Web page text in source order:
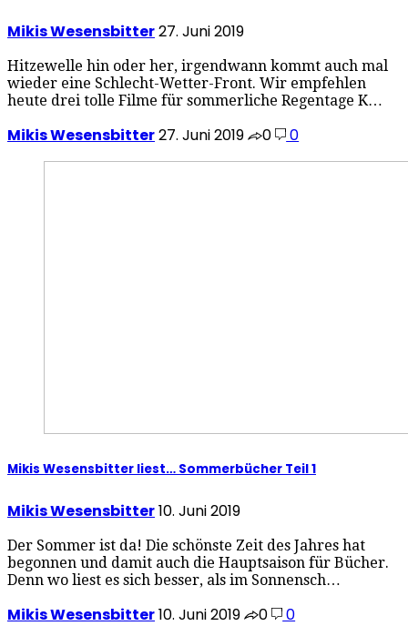
Mikis Wesensbitter27. Juni 2019
Hitzewelle hin oder her, irgendwann kommt auch mal
wieder eine Schlecht-Wetter-Front. Wir empfehlen
heute drei tolle Filme für sommerliche Regentage K…
Mikis Wesensbitter27. Juni 2019 0 0
Mikis Wesensbitter liest… Sommerbücher Teil 1
Mikis Wesensbitter10. Juni 2019
Der Sommer ist da! Die schönste Zeit des Jahres hat
begonnen und damit auch die Hauptsaison für Bücher.
Denn wo liest es sich besser, als im Sonnensch…
Mikis Wesensbitter10. Juni 2019 0 0